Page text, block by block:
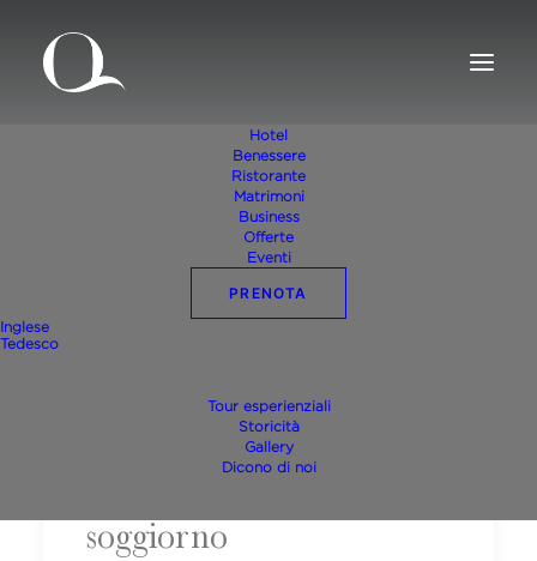
Hotel
Benessere
Ristorante
Matrimoni
Business
Offerte
Eventi
PRENOTA
Inglese
Tedesco
Tour esperienziali
Storicità
Gallery
Dicono di noi
soggiorno